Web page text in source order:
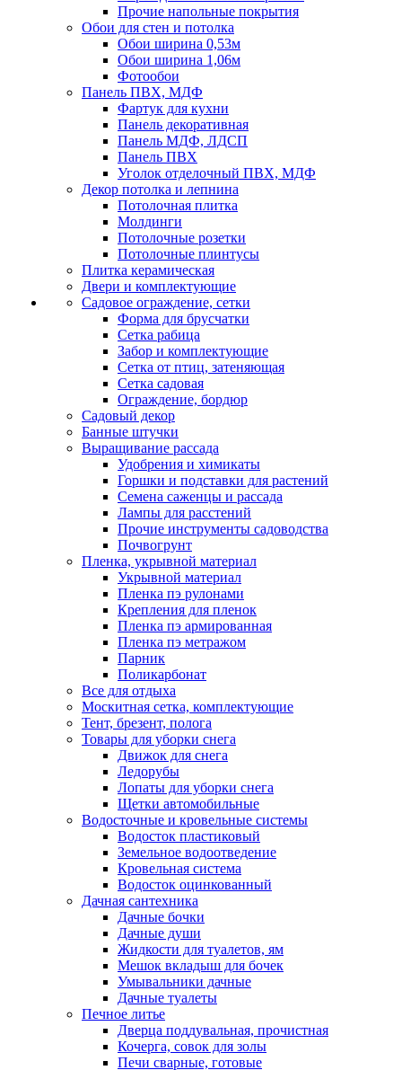
Прочие напольные покрытия
Обои для стен и потолка
Обои ширина 0,53м
Обои ширина 1,06м
Фотообои
Панель ПВХ, МДФ
Фартук для кухни
Панель декоративная
Панель МДФ, ЛДСП
Панель ПВХ
Уголок отделочный ПВХ, МДФ
Декор потолка и лепнина
Потолочная плитка
Молдинги
Потолочные розетки
Потолочные плинтусы
Плитка керамическая
Двери и комплектующие
Садовое ограждение, сетки
Форма для брусчатки
Сетка рабица
Забор и комплектующие
Сетка от птиц, затеняющая
Сетка садовая
Ограждение, бордюр
Садовый декор
Банные штучки
Выращивание рассада
Удобрения и химикаты
Горшки и подставки для растений
Семена саженцы и рассада
Лампы для расстений
Прочие инструменты садоводства
Почвогрунт
Пленка, укрывной материал
Укрывной материал
Пленка пэ рулонами
Крепления для пленок
Пленка пэ армированная
Пленка пэ метражом
Парник
Поликарбонат
Все для отдыха
Москитная сетка, комплектующие
Тент, брезент, полога
Товары для уборки снега
Движок для снега
Ледорубы
Лопаты для уборки снега
Щетки автомобильные
Водосточные и кровельные системы
Водосток пластиковый
Земельное водоотведение
Кровельная система
Водосток оцинкованный
Дачная сантехника
Дачные бочки
Дачные души
Жидкости для туалетов, ям
Мешок вкладыш для бочек
Умывальники дачные
Дачные туалеты
Печное литье
Дверца поддувальная, прочистная
Кочерга, совок для золы
Печи сварные, готовые